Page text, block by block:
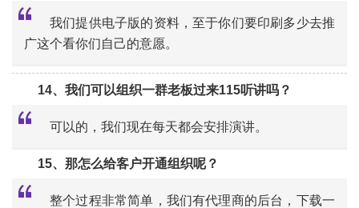
“
我们提供电子版的资料，至于你们要印刷多少去推
广这个看你们自己的意愿。
14、我们可以组织一群老板过来115听讲吗？
可以的，我们现在每天都会安排演讲。
15、 那怎么给客户开通组织呢？
整个过程非常简单，我们有代理商的后台，下载一